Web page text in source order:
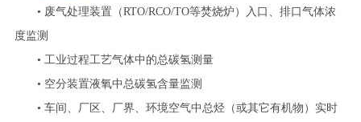
• 废气处理装置（RTO/RCO/TO等焚烧炉）入口、排口气体浓
度监测
• 工业过程工艺气体中的总碳氢测量
• 空分装置液氧中总碳氢含量监测
• 车间、厂区、厂界、环境空气中总烃（或其它有机物）实时